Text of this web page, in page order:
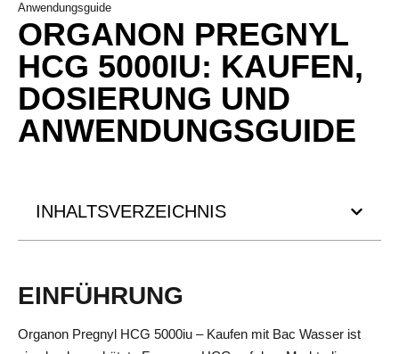
Anwendungsguide
ORGANON PREGNYL
HCG 5000IU: KAUFEN,
DOSIERUNG UND
ANWENDUNGSGUIDE
INHALTSVERZEICHNIS
EINFÜHRUNG
Organon Pregnyl HCG 5000iu – Kaufen mit Bac Wasser ist